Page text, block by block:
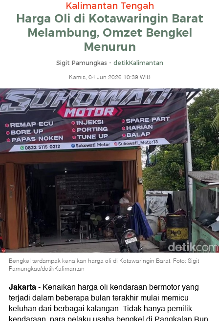
Kalimantan Tengah
Harga Oli di Kotawaringin Barat
Melambung, Omzet Bengkel
Menurun
Sigit Pamungkas - detikKalimantan
Kamis, 04 Jun 2026 10:39 WIB
Bengkel terdampak kenaikan harga oli di Kotawaringin Barat. Foto: Sigit
Pamungkas/detikKalimantan
Jakarta-Kenaikan harga oli kendaraan bermotor yang
terjadi dalam beberapa bulan terakhir mulai memicu
keluhan dari berbagai kalangan. Tidak hanya pemilik